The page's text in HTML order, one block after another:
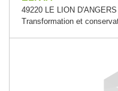
49220 LE LION
Transformation et